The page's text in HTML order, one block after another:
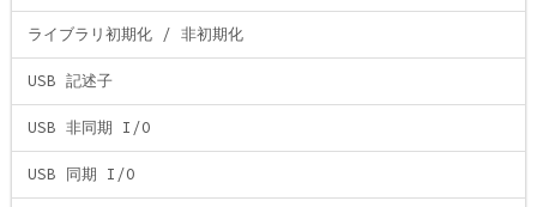
ライブラリ初期化 / 非初期化
USB 記述子
USB 非同期 I/O
USB 同期 I/O